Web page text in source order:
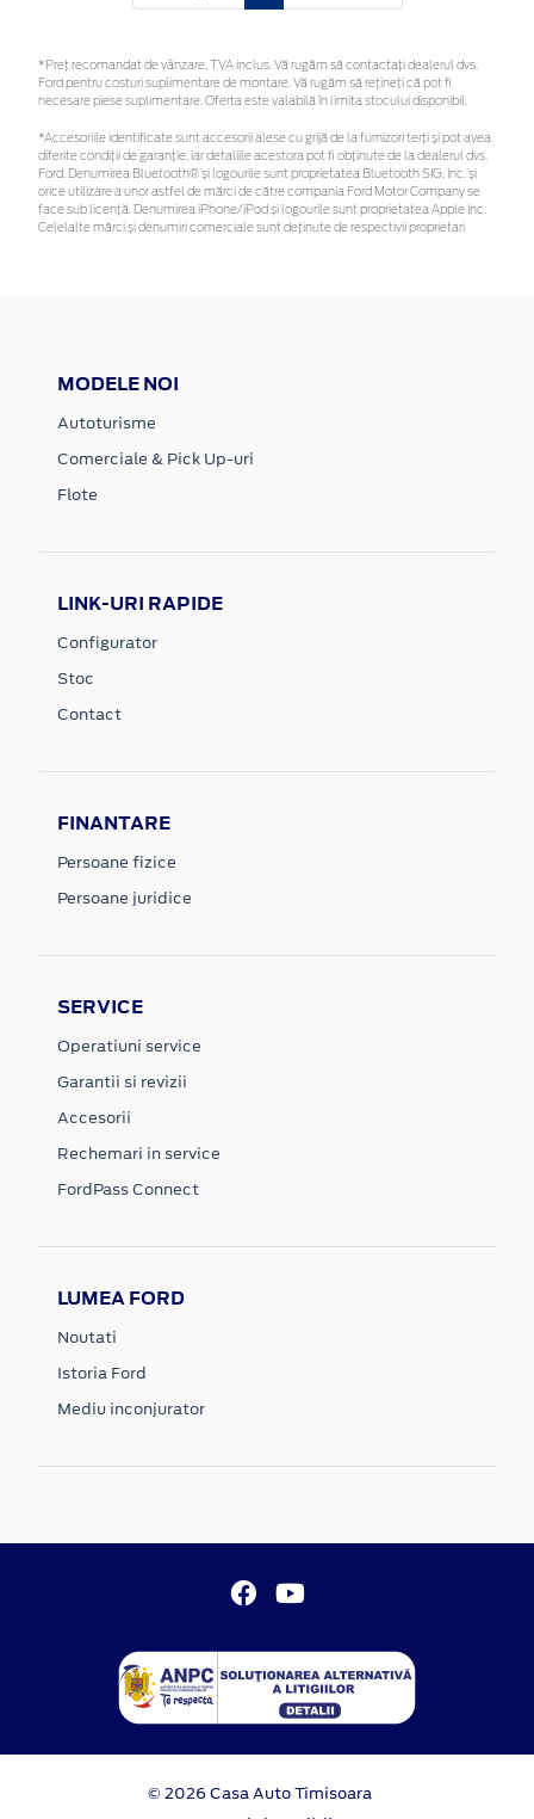
*Preţ recomandat de vânzare, TVA inclus. Vă rugăm să contactaţi dealerul dvs.
Ford pentru costuri suplimentare de montare. Vă rugăm să rețineți că pot fi
necesare piese suplimentare. Oferta este valabilă în limita stocului disponibil.
*Accesoriile identificate sunt accesorii alese cu grijă de la furnizori terți și pot avea
diferite condiții de garanție, iar detaliile acestora pot fi obținute de la dealerul dvs.
Ford. Denumirea Bluetooth® și logourile sunt proprietatea Bluetooth SIG, Inc. și
orice utilizare a unor astfel de mărci de către compania Ford Motor Company se
face sub licență. Denumirea iPhone/iPod și logourile sunt proprietatea Apple Inc.
Celelalte mărci și denumiri comerciale sunt deținute de respectivii proprietari
MODELE NOI
Autoturisme
Comerciale & Pick Up-uri
Flote
LINK-URI RAPIDE
Configurator
Stoc
Contact
FINANTARE
Persoane fizice
Persoane juridice
SERVICE
Operatiuni service
Garantii si revizii
Accesorii
Rechemari in service
FordPass Connect
LUMEA FORD
Noutati
Istoria Ford
Mediu inconjurator
© 2026 Casa Auto Timisoara